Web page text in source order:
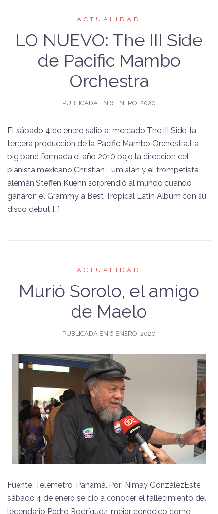
ACTUALIDAD
LO NUEVO: The III Side
de Pacific Mambo
Orchestra
PUBLICADA EN 6 ENERO, 2020
El sábado 4 de enero salió al mercado The III Side, la
tercera producción de la Pacific Mambo Orchestra.La
big band formada el año 2010 bajo la dirección del
pianista mexicano Christian Tumialán y el trompetista
alemán Steffen Kuehn sorprendió al mundo cuando
ganaron el Grammy a Best Tropical Latin Album con su
disco debut […]
ACTUALIDAD
Murió Sorolo, el amigo
de Maelo
PUBLICADA EN 6 ENERO, 2020
Fuente: Telemetro, Panamá. Por: Nimay GonzálezEste
sábado 4 de enero se dio a conocer el fallecimiento del
legendario Pedro Rodríguez, mejor conocido como